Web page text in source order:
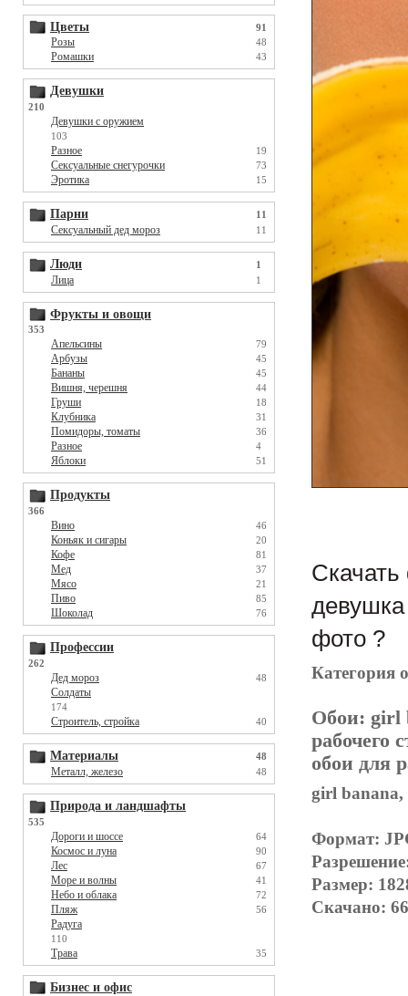
Цветы 91
Розы 48
Ромашки 43
Девушки
210
Девушки с оружием
103
Разное 19
Сексуальные снегурочки 73
Эротика 15
Парни 11
Сексуальный дед мороз 11
Люди 1
Лица 1
Фрукты и овощи
353
Апельсины 79
Арбузы 45
Бананы 45
Вишня, черешня 44
Груши 18
Клубника 31
Помидоры, томаты 36
Разное 4
Яблоки 51
Продукты
366
Вино 46
Коньяк и сигары 20
Кофе 81
Мед 37
Мясо 21
Пиво 85
Шоколад 76
Профессии
262
Дед мороз 48
Солдаты
174
Строитель, стройка 40
Материалы 48
Металл, железо 48
Природа и ландшафты
535
Дороги и шоссе 64
Космос и луна 90
Лес 67
Море и волны 41
Небо и облака 72
Пляж 56
Радуга
110
Трава 35
Бизнес и офис
Скачать
девушка
фото ?
Категория
Обои: girl
рабочего
обои для
girl banana,
Формат:
Размер:
Скачано: